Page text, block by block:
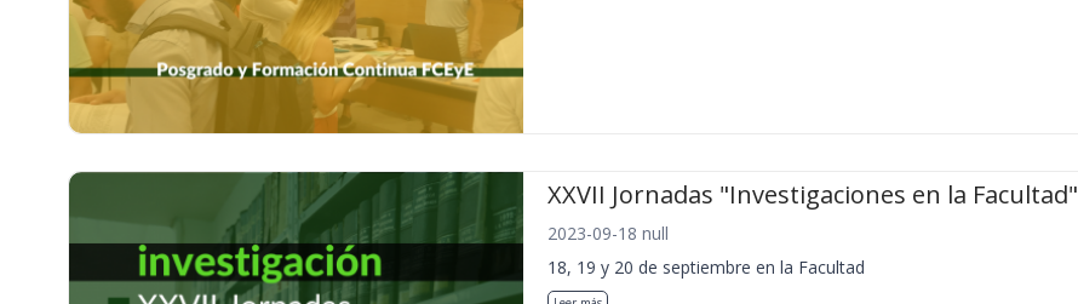
XXVII Jornadas "Investigaciones en la Facultad"
2023-09-18 null
18, 19 y 20 de septiembre en la Facultad